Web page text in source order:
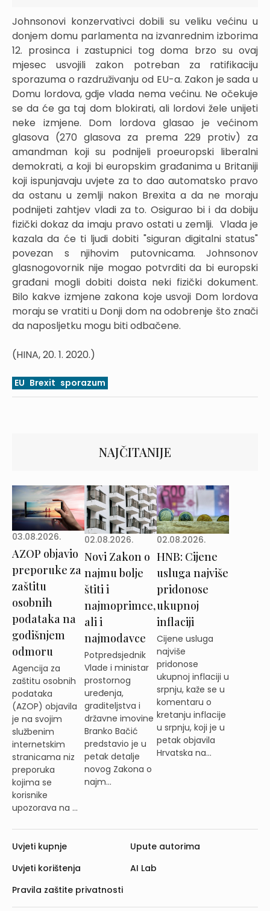
Johnsonovi konzervativci dobili su veliku većinu u
donjem domu parlamenta na izvanrednim izborima
12. prosinca i zastupnici tog doma brzo su ovaj
mjesec usvojili zakon potreban za ratifikaciju
sporazuma o razdruživanju od EU-a. Zakon je sada u
Domu lordova, gdje vlada nema većinu. Ne očekuje
se da će ga taj dom blokirati, ali lordovi žele unijeti
neke izmjene. Dom lordova glasao je većinom
glasova (270 glasova za prema 229 protiv) za
amandman koji su podnijeli proeuropski liberalni
demokrati, a koji bi europskim građanima u Britaniji
koji ispunjavaju uvjete za to dao automatsko pravo
da ostanu u zemlji nakon Brexita a da ne moraju
podnijeti zahtjev vladi za to. Osigurao bi i da dobiju
fizički dokaz da imaju pravo ostati u zemlji. Vlada je
kazala da će ti ljudi dobiti "siguran digitalni status"
povezan s njihovim putovnicama. Johnsonov
glasnogovornik nije mogao potvrditi da bi europski
građani mogli dobiti doista neki fizički dokument.
Bilo kakve izmjene zakona koje usvoji Dom lordova
moraju se vratiti u Donji dom na odobrenje što znači
da naposljetku mogu biti odbačene.
(HINA, 20. 1. 2020.)
EU Brexit sporazum
NAJČITANIJE
03.08.2026.
AZOP objavio
preporuke za
zaštitu
osobnih
podataka na
godišnjem
odmoru
Agencija za
zaštitu osobnih
podataka
(AZOP) objavila
je na svojim
službenim
internetskim
stranicama niz
preporuka
kojima se
korisnike
upozorava na ...
02.08.2026.
Novi Zakon o
najmu bolje
štiti i
najmoprimce,
ali i
najmodavce
Potpredsjednik
Vlade i ministar
prostornog
uređenja,
graditeljstva i
državne imovine
Branko Bačić
predstavio je u
petak detalje
novog Zakona o
najm...
02.08.2026.
HNB: Cijene
usluga najviše
pridonose
ukupnoj
inflaciji
Cijene usluga
najviše
pridonose
ukupnoj inflaciji u
srpnju, kaže se u
komentaru o
kretanju inflacije
u srpnju, koji je u
petak objavila
Hrvatska na...
Uvjeti kupnje
Uvjeti korištenja
Pravila zaštite privatnosti
Upute autorima
AI Lab